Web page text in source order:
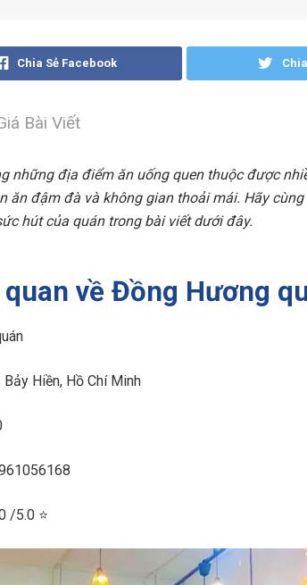
Chia Sẻ Facebook
Bài Viết
những địa điểm ăn uống quen thuộc được
ăn đậm đà và không gian thoải mái. Hãy cùng
hút của quán trong bài viết dưới đây.
về Đồng Hương
Hiền, Hồ Chí Minh
/5.0 ⭐